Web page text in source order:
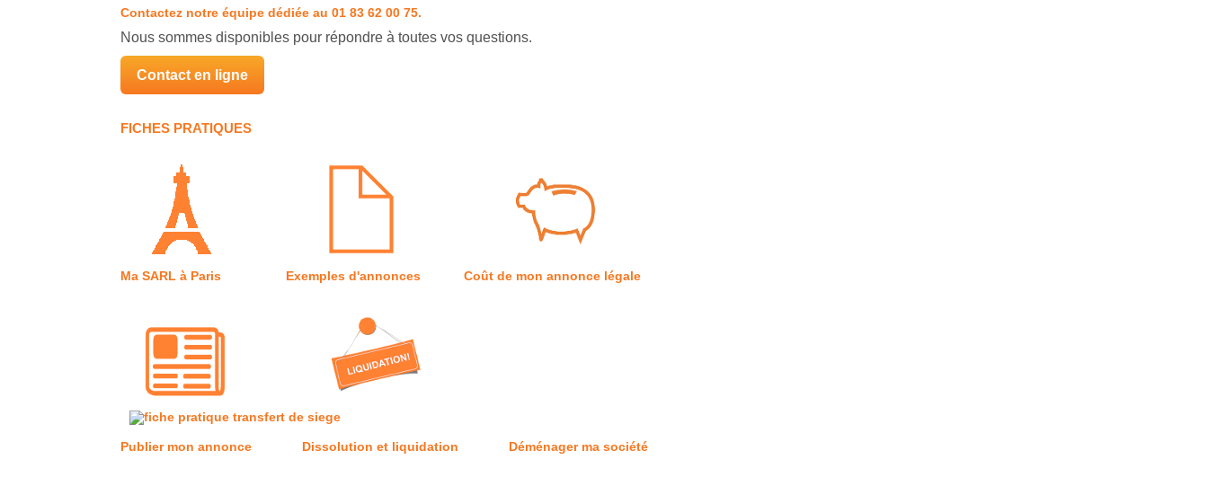
Contactez notre équipe dédiée au 01 83 62 00 75.
Nous sommes disponibles pour répondre à toutes vos questions.
Contact en ligne
FICHES PRATIQUES
Ma SARL à Paris Exemples d'annonces Coût de mon annonce légale
Publier mon annonce Dissolution et liquidation Déménager ma société